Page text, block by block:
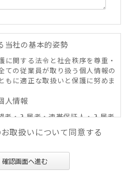
当社の基本的姿勢
に関する法令と社会秩序を尊重・
ての従業員が取り扱う個人情報の
もに適正な取扱いと保護に努めま
人情報
者・入居者・連帯保証人・入居者
動産の所有者その他権利者
所・氏名・性別・生年月日・年
電話番号・個人Ｅ-mail アドレス
取扱いについて同意する
確認画面へ進む